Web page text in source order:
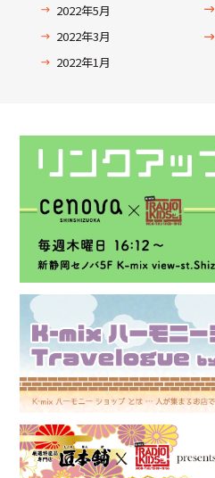
2022年5月
2022年3月
2022年1月